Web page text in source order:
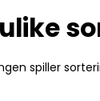
spiller